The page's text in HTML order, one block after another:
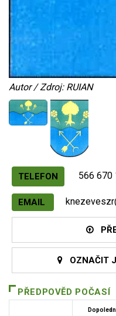
Autor / Zdroj: RUIAN
TELEFON 566 670
EMAIL
OZNAČIT
PŘEDPOVĚD POČASÍ